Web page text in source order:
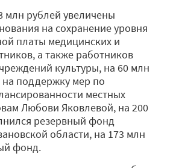
млн рублей увеличены
на сохранение уровня
платы медицинских и
а также работников
культуры, на 60 млн
поддержку мер по
местных
Любови Яковлевой, на 200
резервный фонд
области, на 173 млн
фонд.